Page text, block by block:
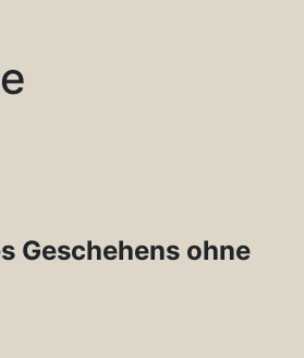
Geschehens ohne